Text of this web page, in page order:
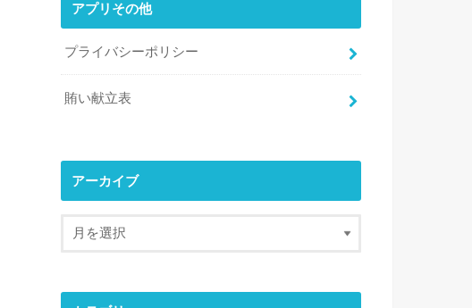
アプリその他
プライバシーポリシー
賄い献立表
アーカイブ